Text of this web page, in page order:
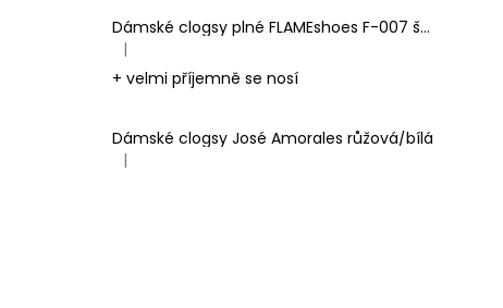
Dámské clogsy plné FLAMEshoes F-007 šedé
Hodnocení produktu je 5 z 5 hvězdiček.
|
+ velmi příjemně se nosí
Dámské clogsy José Amorales růžová/bílá
Hodnocení produktu je 4 z 5 hvězdiček.
|